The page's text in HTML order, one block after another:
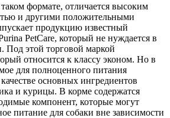
формате, отличается высоким
и другими положительными
продукцию известный
PetCare, который не нуждается в
Под этой торговой маркой
относится к классу эконом. Но в
для полноценного питания
основных ингредиентов
и курицы. В корме содержатся
компонент, которые могут
питание для собаки вне зависимости